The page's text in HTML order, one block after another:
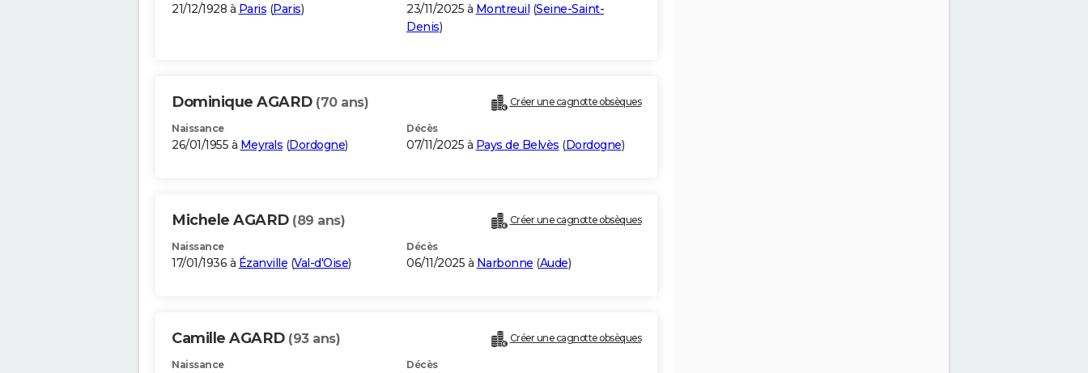
21/12/1928 à Paris (Paris) 23/11/2025 à Montreuil (Seine-Saint-
Denis)
Dominique AGARD (70 ans) Créer une cagnotte obsèques
Naissance
26/01/1955 à Meyrals (Dordogne)
Décès
07/11/2025 à Pays de Belvès (Dordogne)
Michele AGARD (89 ans) Créer une cagnotte obsèques
Naissance
17/01/1936 à Ézanville (Val-d'Oise)
Décès
06/11/2025 à Narbonne (Aude)
Camille AGARD (93 ans) Créer une cagnotte obsèques
Naissance Décès